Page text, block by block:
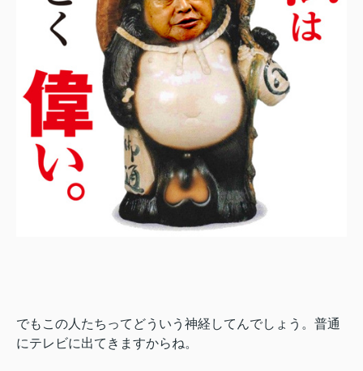
でもこの人たちってどういう神経してんでしょう。普通
にテレビに出てきますからね。